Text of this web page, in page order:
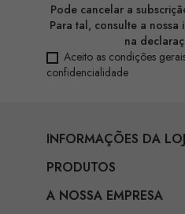
Pode cancelar a
Para tal, consulte a
na
Aceito as condições
confidencialidade
INFORMAÇÕES DA
PRODUTOS
A NOSSA EMPRESA